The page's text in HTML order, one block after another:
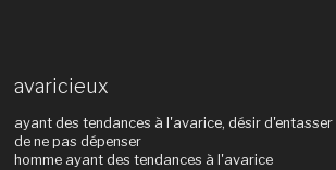
avaricieux
ayant des tendances à l'avarice, désir d'entasser
de ne pas dépenser
homme ayant des tendances à l'avarice